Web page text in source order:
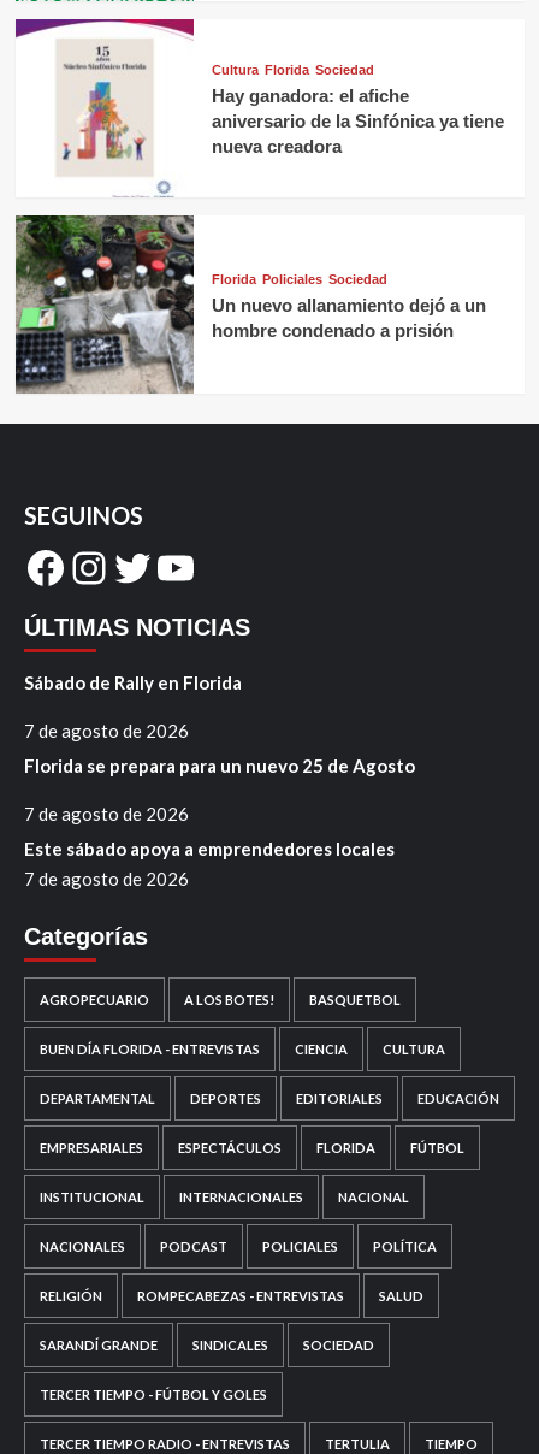
Cultura Florida Sociedad
Hay ganadora: el afiche
aniversario de la Sinfónica ya tiene
nueva creadora
Florida Policiales Sociedad
Un nuevo allanamiento dejó a un
hombre condenado a prisión
SEGUINOS
Facebook
Instagram
Twitter
YouTube
ÚLTIMAS NOTICIAS
Sábado de Rally en Florida
7 de agosto de 2026
Florida se prepara para un nuevo 25 de Agosto
7 de agosto de 2026
Este sábado apoya a emprendedores locales
7 de agosto de 2026
Categorías
AGROPECUARIO A LOS BOTES! BASQUETBOL
BUEN DÍA FLORIDA - ENTREVISTAS CIENCIA CULTURA
DEPARTAMENTAL DEPORTES EDITORIALES EDUCACIÓN
EMPRESARIALES ESPECTÁCULOS FLORIDA FÚTBOL
INSTITUCIONAL INTERNACIONALES NACIONAL
NACIONALES PODCAST POLICIALES POLÍTICA
RELIGIÓN ROMPECABEZAS - ENTREVISTAS SALUD
SARANDÍ GRANDE SINDICALES SOCIEDAD
TERCER TIEMPO - FÚTBOL Y GOLES
TERCER TIEMPO RADIO - ENTREVISTAS TERTULIA TIEMPO